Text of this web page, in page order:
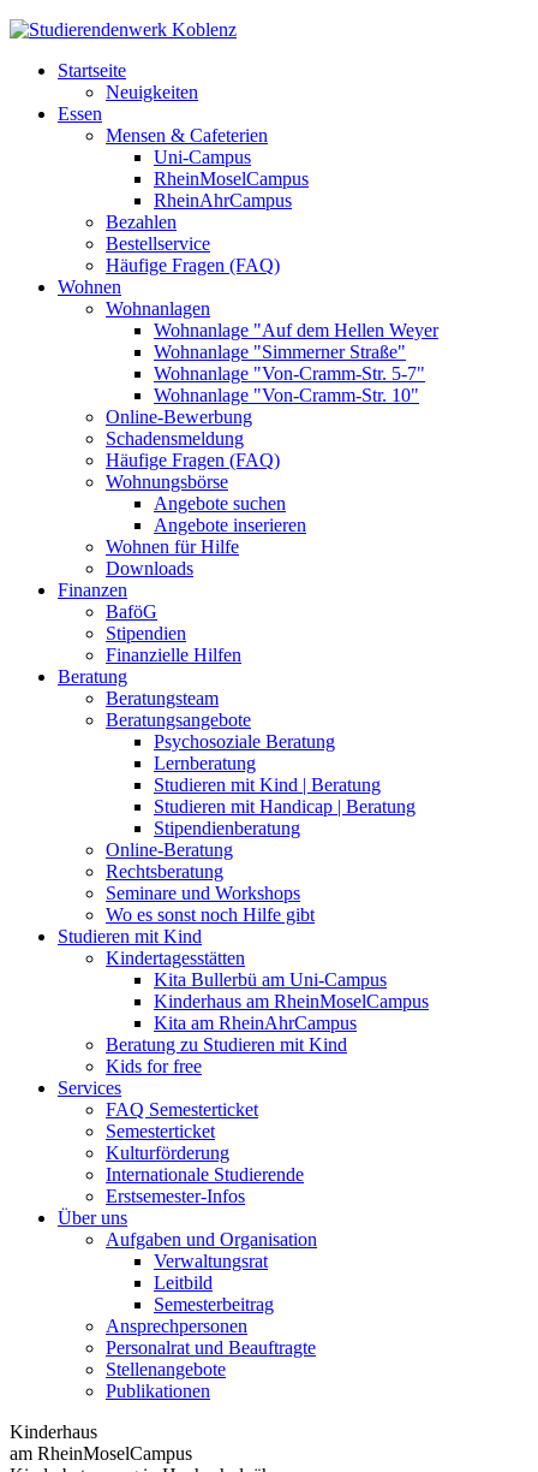
Startseite
Neuigkeiten
Essen
Mensen & Cafeterien
Uni-Campus
RheinMoselCampus
RheinAhrCampus
Bezahlen
Bestellservice
Häufige Fragen (FAQ)
Wohnen
Wohnanlagen
Wohnanlage "Auf dem Hellen Weyer
Wohnanlage "Simmerner Straße"
Wohnanlage "Von-Cramm-Str. 5-7"
Wohnanlage "Von-Cramm-Str. 10"
Online-Bewerbung
Schadensmeldung
Häufige Fragen (FAQ)
Wohnungsbörse
Angebote suchen
Angebote inserieren
Wohnen für Hilfe
Downloads
Finanzen
BaföG
Stipendien
Finanzielle Hilfen
Beratung
Beratungsteam
Beratungsangebote
Psychosoziale Beratung
Lernberatung
Studieren mit Kind | Beratung
Studieren mit Handicap | Beratung
Stipendienberatung
Online-Beratung
Rechtsberatung
Seminare und Workshops
Wo es sonst noch Hilfe gibt
Studieren mit Kind
Kindertagesstätten
Kita Bullerbü am Uni-Campus
Kinderhaus am RheinMoselCampus
Kita am RheinAhrCampus
Beratung zu Studieren mit Kind
Kids for free
Services
FAQ Semesterticket
Semesterticket
Kulturförderung
Internationale Studierende
Erstsemester-Infos
Über uns
Aufgaben und Organisation
Verwaltungsrat
Leitbild
Semesterbeitrag
Ansprechpersonen
Personalrat und Beauftragte
Stellenangebote
Publikationen
Kinderhaus
am RheinMoselCampus